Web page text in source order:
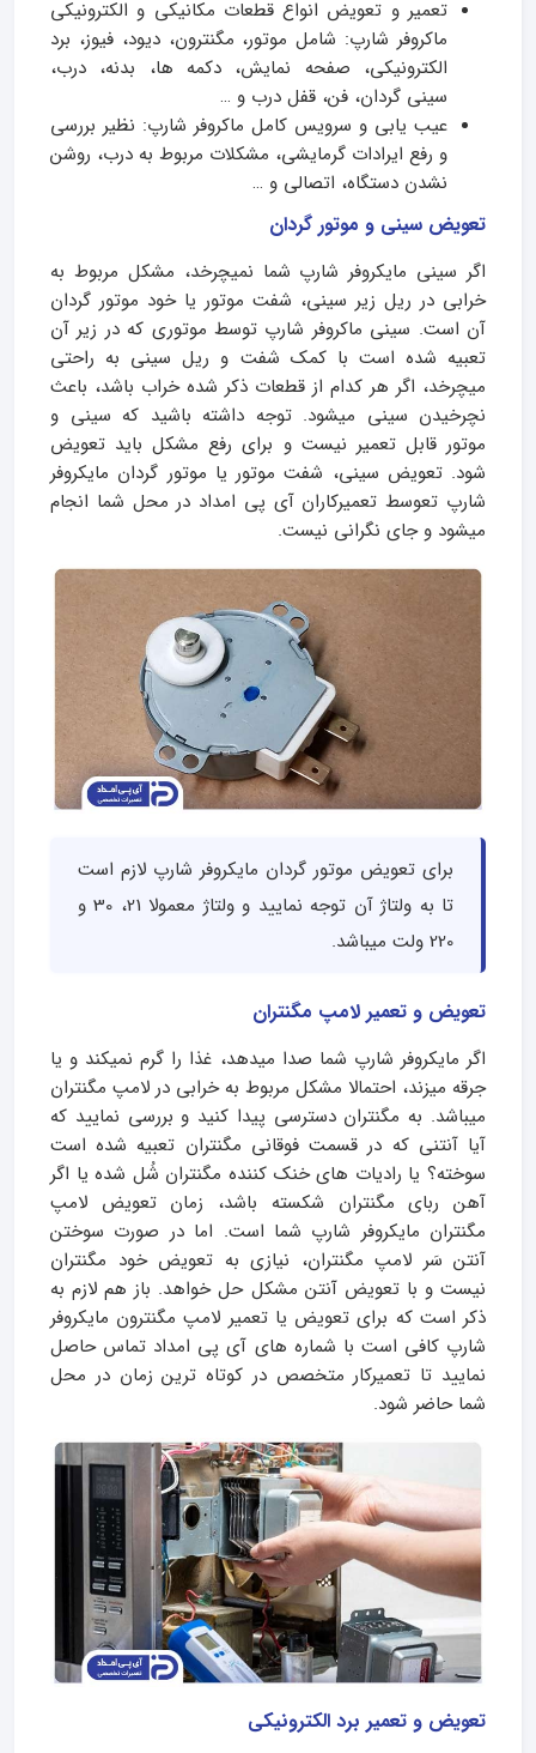
تعمیر و تعویض انواع قطعات مکانیکی و الکترونیکی
ماکروفر شارپ: شامل موتور، مگنترون، دیود، فیوز، برد
الکترونیکی، صفحه نمایش، دکمه ها، بدنه، درب،
سینی گردان، فن، قفل درب و …
عیب یابی و سرویس کامل ماکروفر شارپ: نظیر بررسی
و رفع ایرادات گرمایشی، مشکلات مربوط به درب، روشن
نشدن دستگاه، اتصالی و …
تعویض سینی و موتور گردان
اگر سینی مایکروفر شارپ شما نمیچرخد، مشکل مربوط به
خرابی در ریل زیر سینی، شفت موتور یا خود موتور گردان
آن است. سینی ماکروفر شارپ توسط موتوری که در زیر آن
تعبیه شده است با کمک شفت و ریل سینی به راحتی
میچرخد، اگر هر کدام از قطعات ذکر شده خراب باشد، باعث
نچرخیدن سینی میشود. توجه داشته باشید که سینی و
موتور قابل تعمیر نیست و برای رفع مشکل باید تعویض
شود. تعویض سینی، شفت موتور یا موتور گردان مایکروفر
شارپ تعوسط تعمیرکاران آی پی امداد در محل شما انجام
میشود و جای نگرانی نیست.
برای تعویض موتور گردان مایکروفر شارپ لازم است
تا به ولتاژ آن توجه نمایید و ولتاژ معمولا 21، 30 و
220 ولت میباشد.
تعویض و تعمیر لامپ مگنتران
اگر مایکروفر شارپ شما صدا میدهد، غذا را گرم نمیکند و یا
جرقه میزند، احتمالا مشکل مربوط به خرابی در لامپ مگنتران
میباشد. به مگنتران دسترسی پیدا کنید و بررسی نمایید که
آیا آنتنی که در قسمت فوقانی مگنتران تعبیه شده است
سوخته؟ یا رادیات های خنک کننده مگنتران شُل شده یا اگر
آهن ربای مگنتران شکسته باشد، زمان تعویض لامپ
مگنتران مایکروفر شارپ شما است. اما در صورت سوختن
آنتن سَر لامپ مگنتران، نیازی به تعویض خود مگنتران
نیست و با تعویض آنتن مشکل حل خواهد. باز هم لازم به
ذکر است که برای تعویض یا تعمیر لامپ مگنترون مایکروفر
شارپ کافی است با شماره های آی پی امداد تماس حاصل
نمایید تا تعمیرکار متخصص در کوتاه ترین زمان در محل
شما حاضر شود.
تعویض و تعمیر برد الکترونیکی